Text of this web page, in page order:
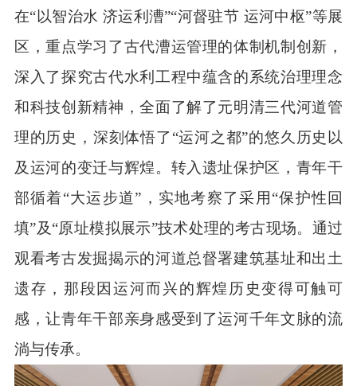
在“以智治水 济运利漕”“河督驻节 运河中枢”等展
区，重点学习了古代漕运管理的体制机制创新，
深入了探究古代水利工程中蕴含的系统治理理念
和科技创新精神，全面了解了元明清三代河道管
理的历史，深刻体悟了“运河之都”的悠久历史以
及运河的变迁与辉煌。转入遗址保护区，青年干
部循着“大运步道”，实地考察了采用“保护性回
填”及“原址模拟展示”技术处理的考古现场。通过
观看考古发掘揭示的河道总督署建筑基址和出土
遗存，那段因运河而兴的辉煌历史变得可触可
感，让青年干部亲身感受到了运河千年文脉的流
淌与传承。